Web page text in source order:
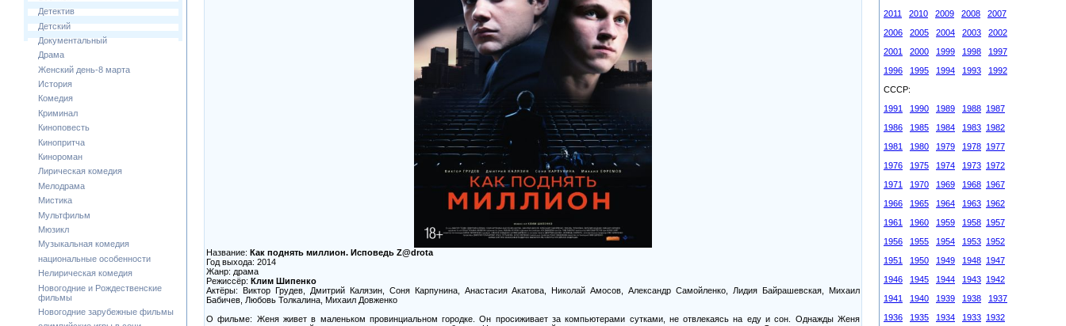
Детектив
Детский
Документальный
Драма
Женский день-8 марта
История
Комедия
Криминал
Киноповесть
Кинопритча
Кинороман
Лирическая комедия
Мелодрама
Мистика
Мультфильм
Мюзикл
Музыкальная комедия
национальные особенности
Нелирическая комедия
Новогодние и Рождественские
фильмы
Новогодние зарубежные фильмы
Название: Как поднять миллион. Исповедь Z@drota
Год выхода: 2014
Жанр: драма
Режиссёр: Клим Шипенко
Актёры: Виктор Грудев, Дмитрий Калязин, Соня Карпунина, Анастасия Акатова, Николай Амосов, Александр Самойленко, Лидия Байрашевская, Михаил
Бабичев, Любовь Толкалина, Михаил Довженко
О фильме: Женя живет в маленьком провинциальном городке. Он просиживает за компьютерами сутками, не отвлекаясь на еду и сон. Однажды Женя
2011
2010 2009 2008
2007
2006
2005 2004 2003
2002
2001
2000 1999 1998
1997
1996
1995 1994 1993
1992
СССР:
1991
1990 1989 1988 1987
1986
1985 1984 1983 1982
1981
1980 1979 1978 1977
1976
1975 1974 1973 1972
1971
1970 1969 1968 1967
1966
1965 1964 1963 1962
1961
1960 1959 1958 1957
1956
1955 1954 1953 1952
1951
1950 1949 1948 1947
1946
1945 1944 1943 1942
1941
1940 1939 1938
1937
1936
1935 1934 1933 1932